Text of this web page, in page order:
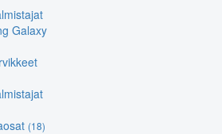
Galaxy
(18)